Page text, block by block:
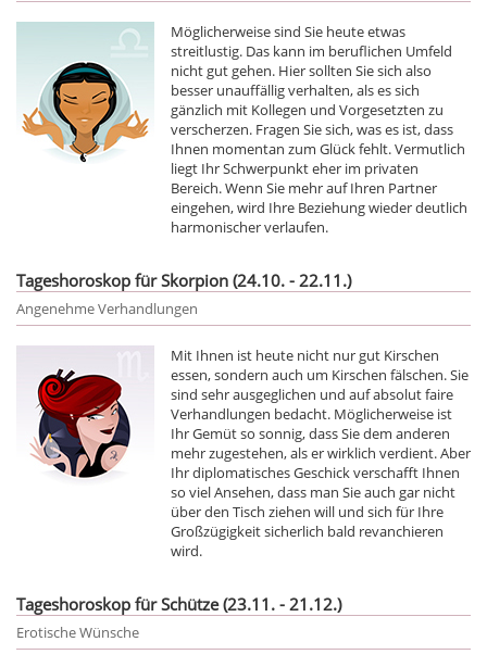
Möglicherweise sind Sie heute etwas
streitlustig. Das kann im beruflichen Umfeld
nicht gut gehen. Hier sollten Sie sich also
besser unauffällig verhalten, als es sich
gänzlich mit Kollegen und Vorgesetzten zu
verscherzen. Fragen Sie sich, was es ist, dass
Ihnen momentan zum Glück fehlt. Vermutlich
liegt Ihr Schwerpunkt eher im privaten
Bereich. Wenn Sie mehr auf Ihren Partner
eingehen, wird Ihre Beziehung wieder deutlich
harmonischer verlaufen.
Tageshoroskop für Skorpion (24.10. - 22.11.)
Angenehme Verhandlungen
Mit Ihnen ist heute nicht nur gut Kirschen
essen, sondern auch um Kirschen fälschen. Sie
sind sehr ausgeglichen und auf absolut faire
Verhandlungen bedacht. Möglicherweise ist
Ihr Gemüt so sonnig, dass Sie dem anderen
mehr zugestehen, als er wirklich verdient. Aber
Ihr diplomatisches Geschick verschafft Ihnen
so viel Ansehen, dass man Sie auch gar nicht
über den Tisch ziehen will und sich für Ihre
Großzügigkeit sicherlich bald revanchieren
wird.
Tageshoroskop für Schütze (23.11. - 21.12.)
Erotische Wünsche